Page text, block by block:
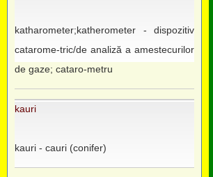
katharometer;katherometer - dispozitiv
catarome-tric/de analiză a amestecurilor
de gaze; cataro-metru
kauri
kauri - cauri (conifer)